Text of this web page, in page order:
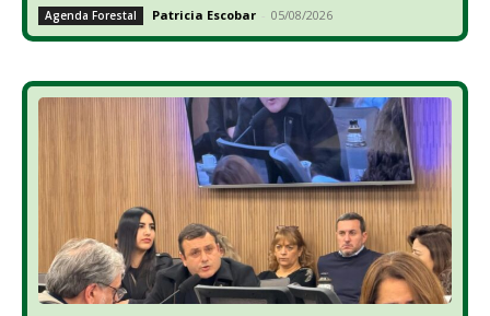
Agenda Forestal Patricia Escobar - 05/08/2026